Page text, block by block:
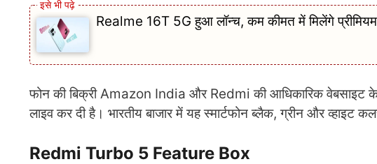
Realme 16T 5G हुआ लॉन्च, कम कीमत में मिलेंगे प्रीमियम
फोन की बिक्री Amazon India और Redmi की आधिकारिक वेबसाइट के
लाइव कर दी है। भारतीय बाजार में यह स्मार्टफोन ब्लैक, ग्रीन और व्हाइट
Redmi Turbo 5 Feature Box